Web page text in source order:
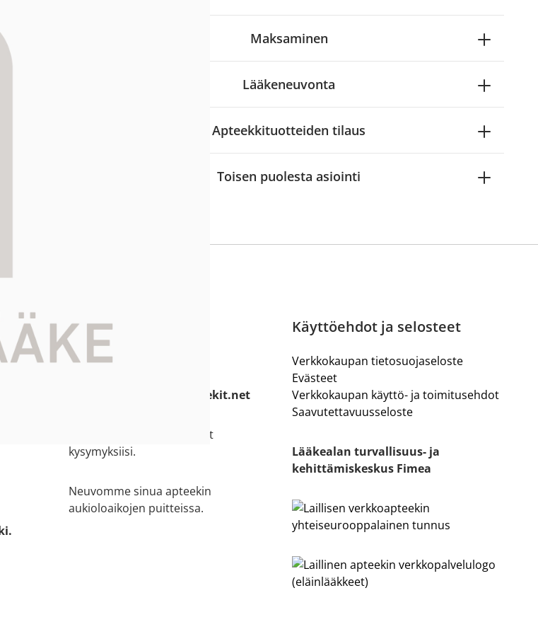
Maksaminen
Lääkeneuvonta
Apteekkituotteiden tilaus
Toisen puolesta asiointi
Asiakaspalvelu
09 8492550
sellon.apteekki [at] apteekit.net
Asiantuntijamme vastaavat
kysymyksiisi.
Neuvomme sinua apteekin
aukioloaikojen puitteissa.
Käyttöehdot ja selosteet
Verkkokaupan tietosuojaseloste
Evästeet
Verkkokaupan käyttö- ja toimitusehdot
Saavutettavuusseloste
Lääkealan turvallisuus- ja
kehittämiskeskus Fimea